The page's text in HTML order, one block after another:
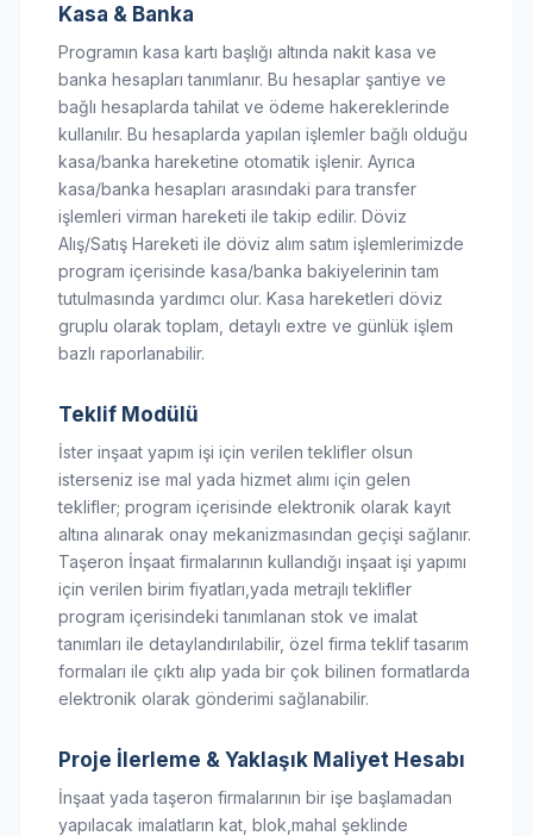
Kasa & Banka
Programın kasa kartı başlığı altında nakit kasa ve
banka hesapları tanımlanır. Bu hesaplar şantiye ve
bağlı hesaplarda tahilat ve ödeme hakereklerinde
kullanılır. Bu hesaplarda yapılan işlemler bağlı olduğu
kasa/banka hareketine otomatik işlenir. Ayrıca
kasa/banka hesapları arasındaki para transfer
işlemleri virman hareketi ile takip edilir. Döviz
Alış/Satış Hareketi ile döviz alım satım işlemlerimizde
program içerisinde kasa/banka bakiyelerinin tam
tutulmasında yardımcı olur. Kasa hareketleri döviz
gruplu olarak toplam, detaylı extre ve günlük işlem
bazlı raporlanabilir.
Teklif Modülü
İster inşaat yapım işi için verilen teklifler olsun
isterseniz ise mal yada hizmet alımı için gelen
teklifler; program içerisinde elektronik olarak kayıt
altına alınarak onay mekanizmasından geçişi sağlanır.
Taşeron İnşaat firmalarının kullandığı inşaat işi yapımı
için verilen birim fiyatları,yada metrajlı teklifler
program içerisindeki tanımlanan stok ve imalat
tanımları ile detaylandırılabilir, özel firma teklif tasarım
formaları ile çıktı alıp yada bir çok bilinen formatlarda
elektronik olarak gönderimi sağlanabilir.
Proje İlerleme & Yaklaşık Maliyet Hesabı
İnşaat yada taşeron firmalarının bir işe başlamadan
yapılacak imalatların kat, blok,mahal şeklinde